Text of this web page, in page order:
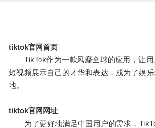
tiktok官网首页
TikTok作为一款风靡全球的应用，让用
短视频展示自己的才华和表达，成为了娱
地。
tiktok官网网址
为了更好地满足中国用户的需求，